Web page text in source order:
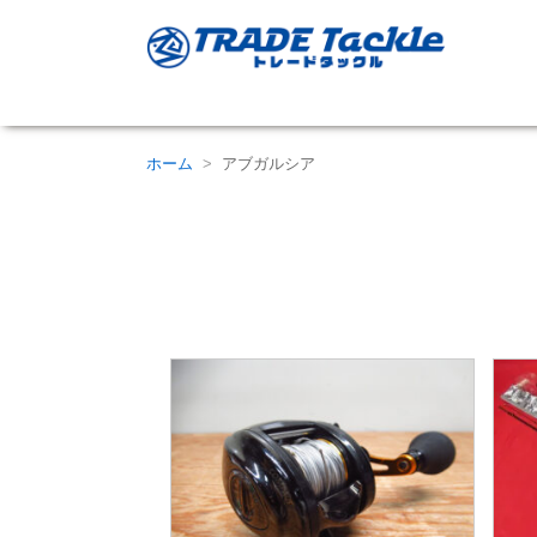
ホーム アブガルシア